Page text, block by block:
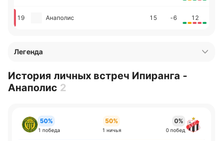
19 Анаполис 15 -6 12
Легенда
История личных встреч Ипиранга -
Анаполис 2
50%
1 победа
50%
1 ничья
0%
0 побед